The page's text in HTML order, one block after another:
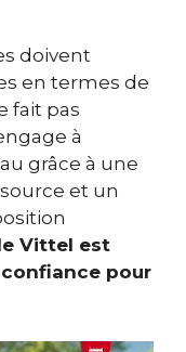
doivent
en termes de
fait pas
à
grâce à une
et un
Vittel est
pour